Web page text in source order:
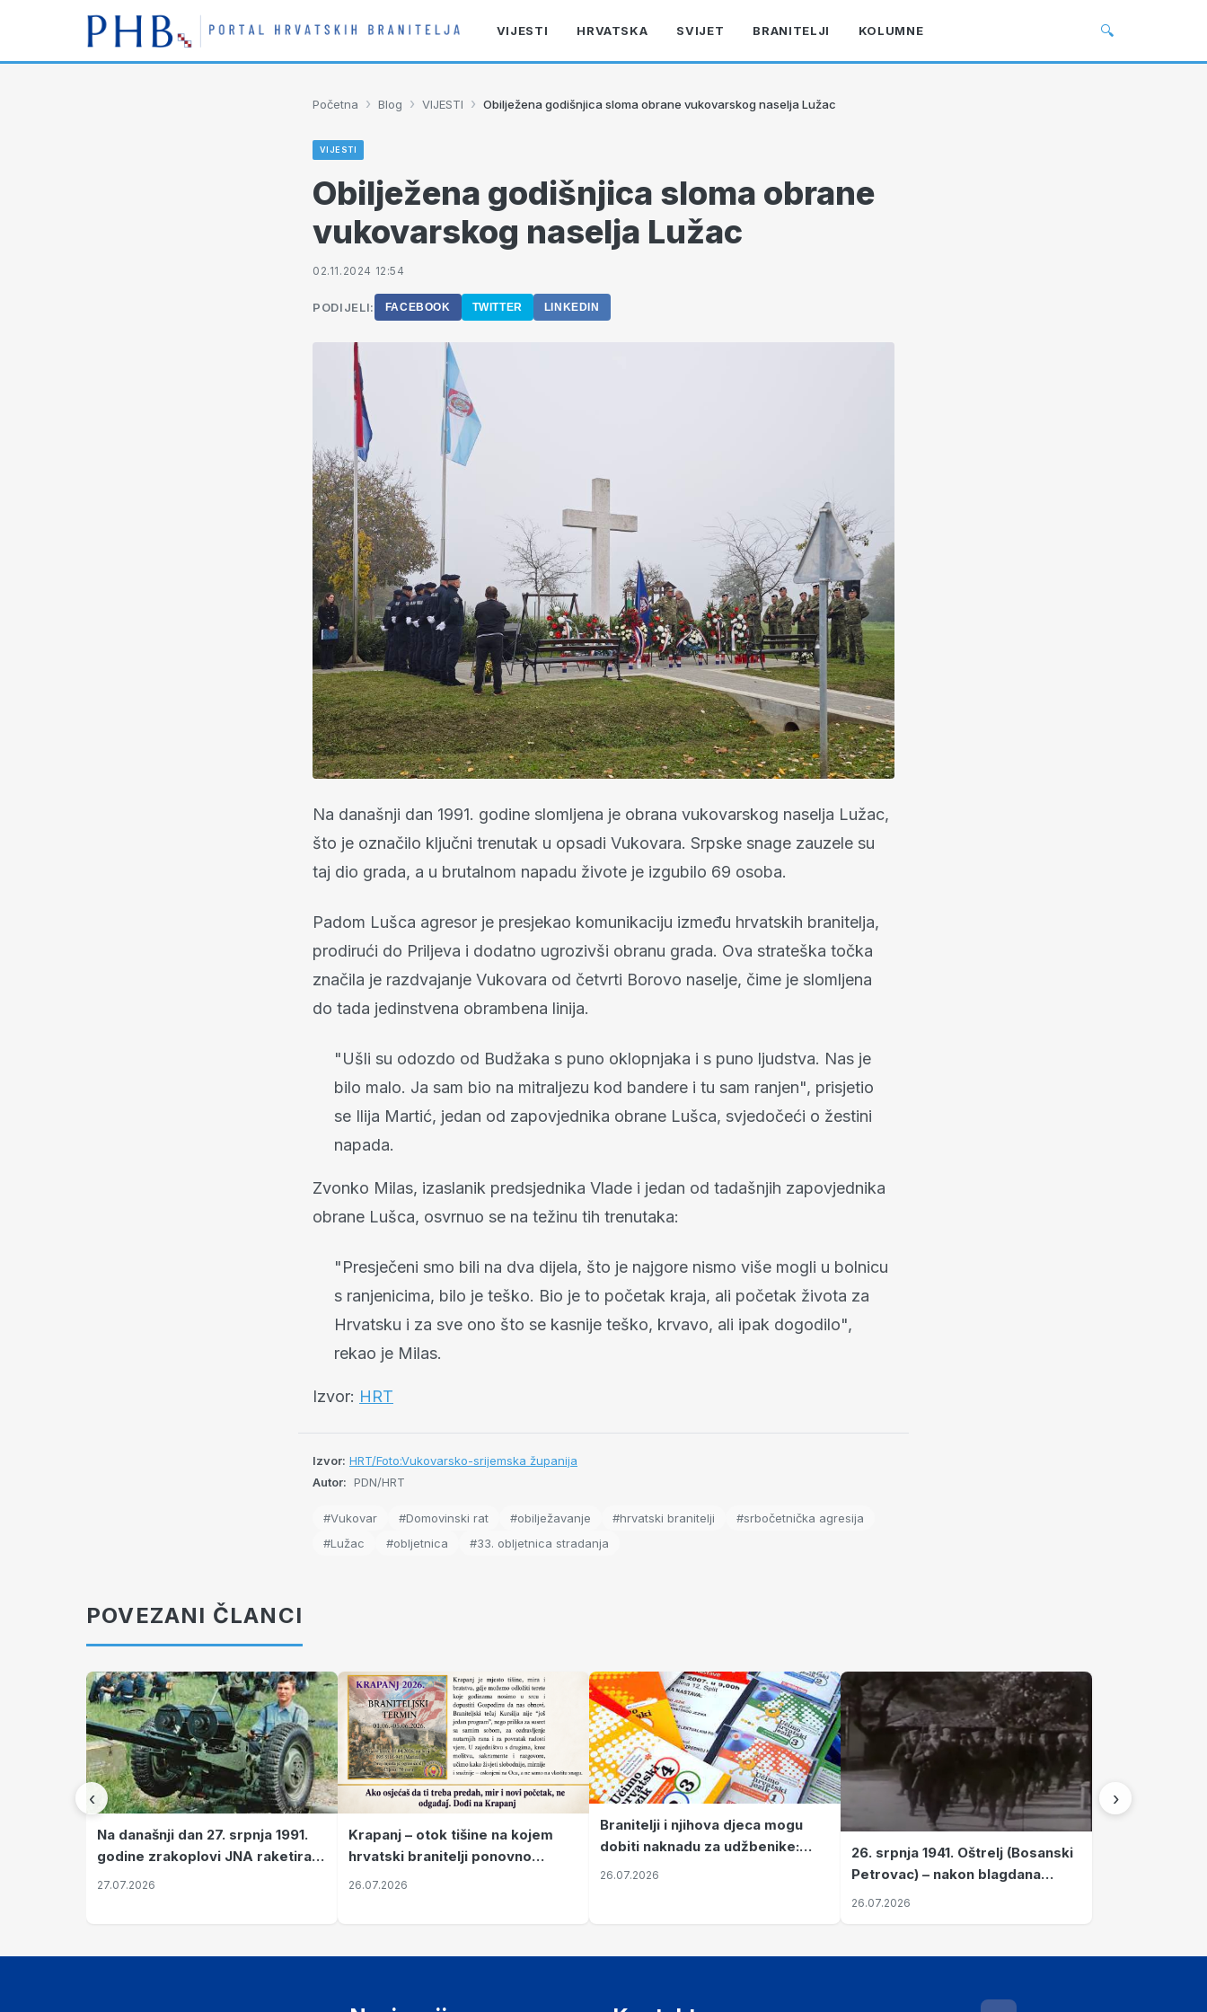
VIJESTI HRVATSKA SVIJET BRANITELJI KOLUMNE 🔍
Početna › Blog › VIJESTI › Obilježena godišnjica sloma obrane vukovarskog naselja Lužac
VIJESTI
Obilježena godišnjica sloma obrane
vukovarskog naselja Lužac
02.11.2024 12:54
PODIJELI: FACEBOOK TWITTER LINKEDIN
Na današnji dan 1991. godine slomljena je obrana vukovarskog naselja Lužac,
što je označilo ključni trenutak u opsadi Vukovara. Srpske snage zauzele su
taj dio grada, a u brutalnom napadu živote je izgubilo 69 osoba.
Padom Lušca agresor je presjekao komunikaciju između hrvatskih branitelja,
prodirući do Priljeva i dodatno ugrozivši obranu grada. Ova strateška točka
značila je razdvajanje Vukovara od četvrti Borovo naselje, čime je slomljena
do tada jedinstvena obrambena linija.
"Ušli su odozdo od Budžaka s puno oklopnjaka i s puno ljudstva. Nas je
bilo malo. Ja sam bio na mitraljezu kod bandere i tu sam ranjen", prisjetio
se Ilija Martić, jedan od zapovjednika obrane Lušca, svjedočeći o žestini
napada.
Zvonko Milas, izaslanik predsjednika Vlade i jedan od tadašnjih zapovjednika
obrane Lušca, osvrnuo se na težinu tih trenutaka:
"Presječeni smo bili na dva dijela, što je najgore nismo više mogli u bolnicu
s ranjenicima, bilo je teško. Bio je to početak kraja, ali početak života za
Hrvatsku i za sve ono što se kasnije teško, krvavo, ali ipak dogodilo",
rekao je Milas.
Izvor: HRT
Izvor: HRT/Foto:Vukovarsko-srijemska županija
Autor: PDN/HRT
#Vukovar #Domovinski rat #obilježavanje #hrvatski branitelji
#srbočetnička agresija
#Lužac
#obljetnica #33. obljetnica stradanja
POVEZANI ČLANCI
‹
Na današnji dan 27. srpnja 1991.
godine zrakoplovi JNA raketirali
su vojarnu i obučni centar "Nikola
27.07.2026
Krapanj – otok tišine na kojem
hrvatski branitelji ponovno
pronalaze mir
26.07.2026
Branitelji i njihova djeca mogu
dobiti naknadu za udžbenike:
zahtjevi se podnose do 31.
26.07.2026
26. srpnja 1941. Oštrelj (Bosanski
Petrovac) – nakon blagdana
Svete Ane izvršen napad srpskih
26.07.2026
›